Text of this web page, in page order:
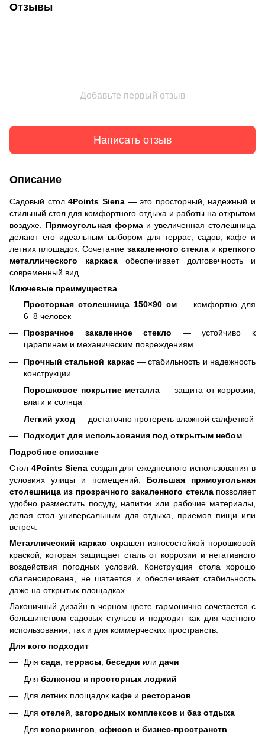
Отзывы
Добавьте первый отзыв
Написать отзыв
Описание
Садовый стол4Points Siena— это просторный, надежный и
стильный стол для комфортного отдыха и работы на открытом
воздухе. Прямоугольная формаи увеличенная столешница
делают его идеальным выбором для террас, садов, кафе и
летних площадок. Сочетание закаленного стеклаи крепкого
металлического каркаса обеспечивает долговечность и
современный вид.
Ключевые преимущества
Просторная столешница 150×90 см — комфортно для
6–8 человек
Прозрачное закаленное стекло — устойчиво к
царапинам и механическим повреждениям
Прочный стальной каркас— стабильность и надежность
конструкции
Порошковое покрытие металла — защита от коррозии,
влаги и солнца
Легкий уход — достаточно протереть влажной салфеткой
Подходит для использования под открытым небом
Подробное описание
Стол 4Points Sienaсоздан для ежедневного использования в
условиях улицы и помещений. Большая прямоугольная
столешница из прозрачного закаленного стеклапозволяет
удобно разместить посуду, напитки или рабочие материалы,
делая стол универсальным для отдыха, приемов пищи или
встреч.
Металлический каркас окрашен износостойкой порошковой
краской, которая защищает сталь от коррозии и негативного
воздействия погодных условий. Конструкция стола хорошо
сбалансирована, не шатается и обеспечивает стабильность
даже на открытых площадках.
Лаконичный дизайн в черном цвете гармонично сочетается с
большинством садовых стульев и подходит как для частного
использования, так и для коммерческих пространств.
Для кого подходит
Для сада, террасы, беседки или дачи
Для балконов и просторных лоджий
Для летних площадок кафе и ресторанов
Для отелей загородных комплексов и баз отдыха
Для коворкингов офисов и бизнес-пространств